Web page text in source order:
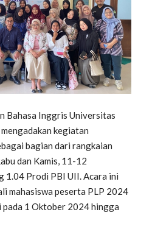
Bahasa Inggris Universitas
kegiatan
bagian dari rangkaian
dan Kamis, 11-12
1.04 Prodi PBI UII. Acara ini
mahasiswa peserta PLP 2024
pada 1 Oktober 2024 hingga